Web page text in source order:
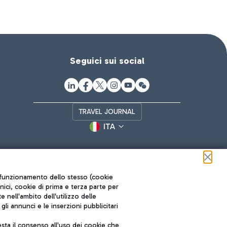
Seguici sui social
TRAVEL JOURNAL
ITA
dello stesso (cookie
cookie di prima e terza parte per
nell'ambito dell'utilizzo delle
annunci e le inserzioni pubblicitari
il consenso all'uso dei cookie che